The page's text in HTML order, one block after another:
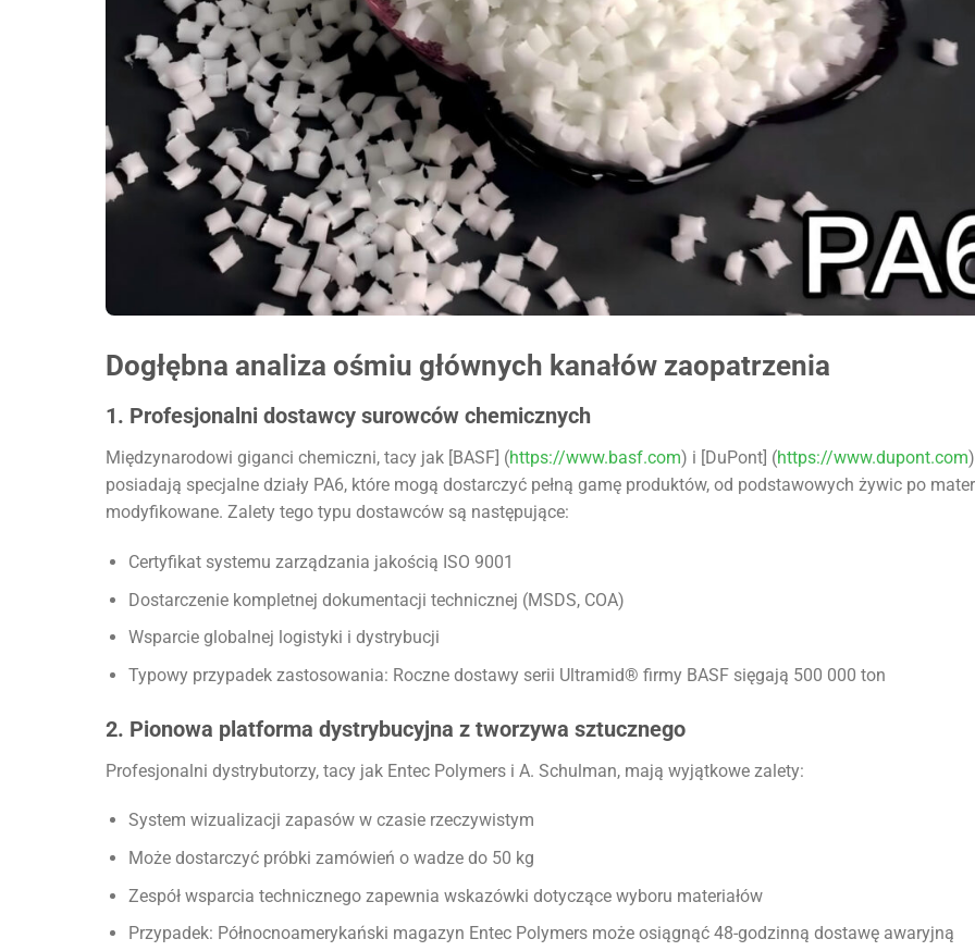
Dogłębna analiza ośmiu głównych kanałów zaopatrzenia
1. Profesjonalni dostawcy surowców chemicznych
Międzynarodowi giganci chemiczni, tacy jak [BASF] (https://www.basf.com) i [DuPont] (https://www.dupont.com)
posiadają specjalne działy PA6, które mogą dostarczyć pełną gamę produktów, od podstawowych żywic po
modyfikowane. Zalety tego typu dostawców są następujące:
Certyfikat systemu zarządzania jakością ISO 9001
Dostarczenie kompletnej dokumentacji technicznej (MSDS, COA)
Wsparcie globalnej logistyki i dystrybucji
Typowy przypadek zastosowania: Roczne dostawy serii Ultramid® firmy BASF sięgają 500 000 ton
2. Pionowa platforma dystrybucyjna z tworzywa sztucznego
Profesjonalni dystrybutorzy, tacy jak Entec Polymers i A. Schulman, mają wyjątkowe zalety:
System wizualizacji zapasów w czasie rzeczywistym
Może dostarczyć próbki zamówień o wadze do 50 kg
Zespół wsparcia technicznego zapewnia wskazówki dotyczące wyboru materiałów
Przypadek: Północnoamerykański magazyn Entec Polymers może osiągnąć 48-godzinną dostawę awaryjną